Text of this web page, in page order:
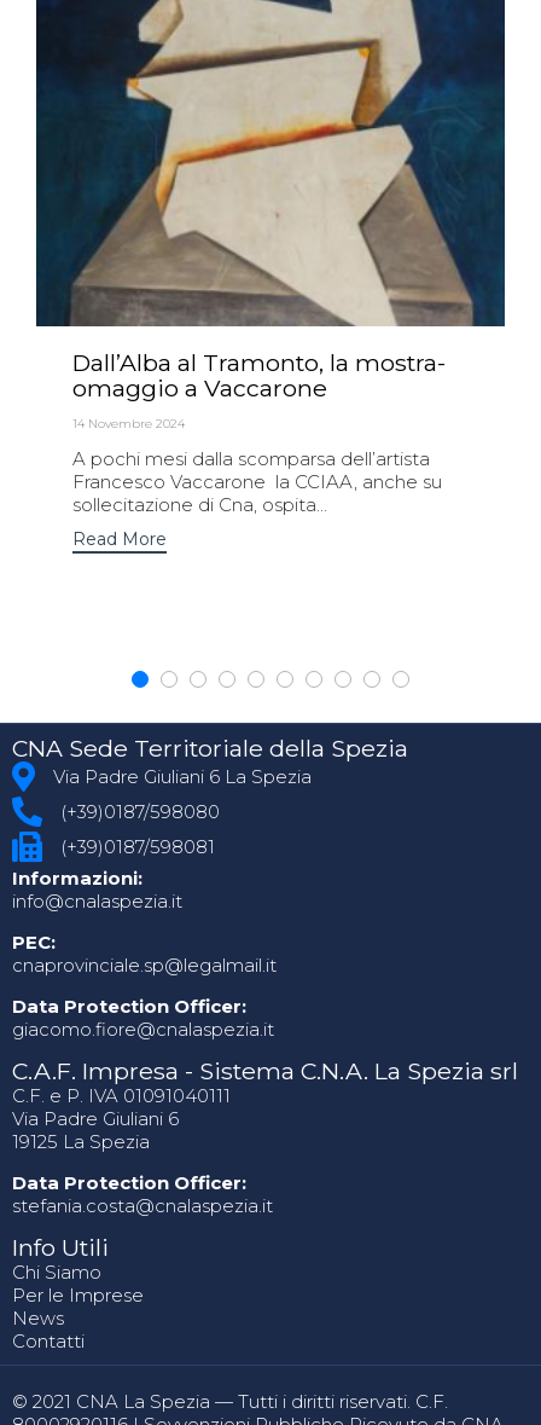
Dall’Alba al Tramonto, la mostra-
omaggio a Vaccarone
14 Novembre 2024
A pochi mesi dalla scomparsa dell’artista
Francesco Vaccarone la CCIAA, anche su
sollecitazione di Cna, ospita...
Read More
CNA Sede Territoriale della Spezia
Via Padre Giuliani 6 La Spezia
(+39)0187/598080
(+39)0187/598081
Informazioni:
info@cnalaspezia.it
PEC:
cnaprovinciale.sp@legalmail.it
Data Protection Officer:
giacomo.fiore@cnalaspezia.it
C.A.F. Impresa - Sistema C.N.A. La Spezia srl
C.F. e P. IVA 01091040111
Via Padre Giuliani 6
19125 La Spezia
Data Protection Officer:
stefania.costa@cnalaspezia.it
Info Utili
Chi Siamo
Per le Imprese
News
Contatti
© 2021 CNA La Spezia — Tutti i diritti riservati. C.F.